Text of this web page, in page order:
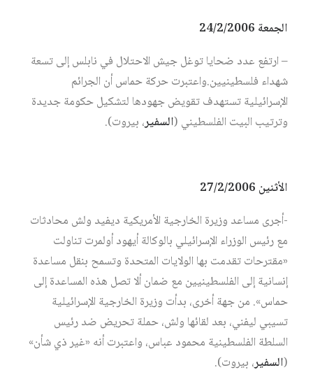
الجمعة 24/2/2006
– ارتفع عدد ضحايا توغل جيش الاحتلال في نابلس إلى تسعة
شهداء فلسطينيين.واعتبرت حركة حماس أن الجرائم
الإسرائيلية تستهدف تقويض جهودها لتشكيل حكومة جديدة
وترتيب البيت الفلسطيني (السفير، بيروت).
الأثنين 27/2/2006
-أجرى مساعد وزيرة الخارجية الأمريكية ديفيد ولش محادثات
مع رئيس الوزراء الإسرائيلي بالوكالة أيهود أولمرت تناولت
«مقترحات تقدمت بها الولايات المتحدة وتسمح بنقل مساعدة
إنسانية إلى الفلسطينيين مع ضمان ألا تصل هذه المساعدة إلى
حماس». من جهة أخرى، بدأت وزيرة الخارجية الإسرائيلية
تسيبي ليفني، بعد لقائها ولش، حملة تحريض ضد رئيس
السلطة الفلسطينية محمود عباس، واعتبرت أنه «غير ذي شأن»
(السفير، بيروت).